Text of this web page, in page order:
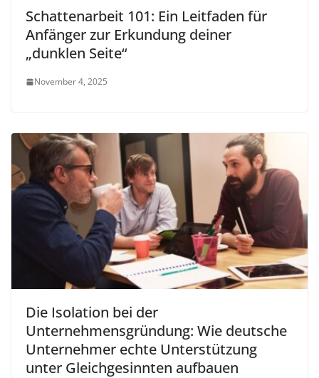
Schattenarbeit 101: Ein Leitfaden für
Anfänger zur Erkundung deiner
„dunklen Seite“
November 4, 2025
Die Isolation bei der
Unternehmensgründung: Wie deutsche
Unternehmer echte Unterstützung
unter Gleichgesinnten aufbauen